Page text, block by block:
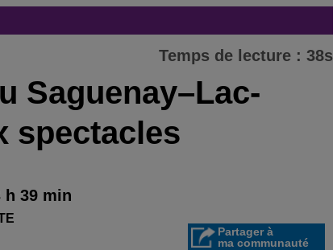
Temps de lecture : 38s
Saguenay–Lac-
spectacles
39 min
Partager à
ma communauté